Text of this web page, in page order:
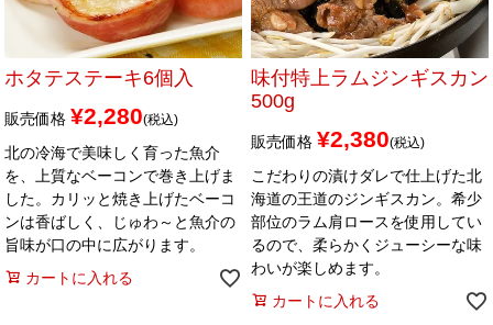
ホタテステーキ6個入
販売価格 ¥2,280 税込
北の冷海で美味しく育った魚介
を、上質なベーコンで巻き上げま
した。カリッと焼き上げたベーコ
ンは香ばしく、じゅわ～と魚介の
旨味が口の中に広がります。
カートに入れる
味付特上ラムジンギスカン
500g
販売価格 ¥2,380 税込
こだわりの漬けダレで仕上げた北
海道の王道のジンギスカン。希少
部位のラム肩ロースを使用してい
るので、柔らかくジューシーな味
わいが楽しめます。
カートに入れる